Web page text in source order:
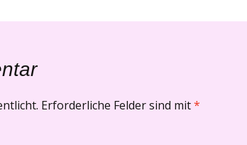
Erforderliche Felder sind mit*